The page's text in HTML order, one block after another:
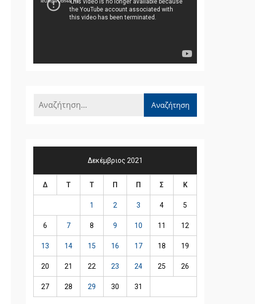
leUMpwQbh4&_=1
Δεκέμβριος 2021
Δ Τ Τ Π Π Σ Κ
1 2 3 4 5
6 7 8 9 10 11 12
13 14 15 16 17 18 19
20 21 22 23 24 25 26
27 28 29 30 31